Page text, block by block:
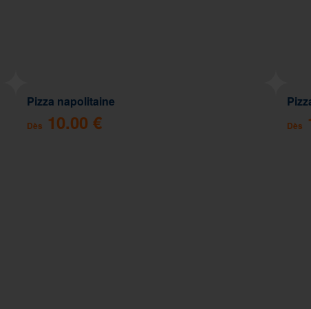
Pizza napolitaine
Dès 10.00 € Dès